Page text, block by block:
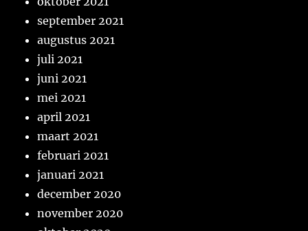
september 2021
augustus 2021
juli 2021
juni 2021
mei 2021
april 2021
maart 2021
februari 2021
januari 2021
december 2020
november 2020